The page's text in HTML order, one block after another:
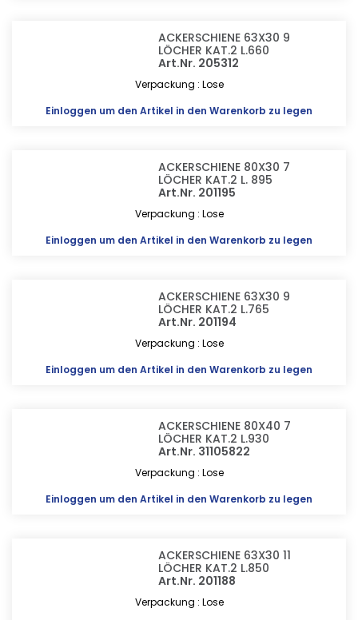
ACKERSCHIENE 63X30 9
LÖCHER KAT.2 L.660
Art.Nr. 205312
Verpackung : Lose
Einloggen um den Artikel in den Warenkorb zu legen
ACKERSCHIENE 80X30 7
LÖCHER KAT.2 L. 895
Art.Nr. 201195
Verpackung : Lose
Einloggen um den Artikel in den Warenkorb zu legen
ACKERSCHIENE 63X30 9
LÖCHER KAT.2 L.765
Art.Nr. 201194
Verpackung : Lose
Einloggen um den Artikel in den Warenkorb zu legen
ACKERSCHIENE 80X40 7
LÖCHER KAT.2 L.930
Art.Nr. 31105822
Verpackung : Lose
Einloggen um den Artikel in den Warenkorb zu legen
ACKERSCHIENE 63X30 11
LÖCHER KAT.2 L.850
Art.Nr. 201188
Verpackung : Lose